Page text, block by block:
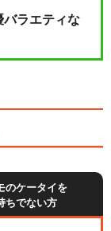
ラエティな
のケータイを
ちでない方